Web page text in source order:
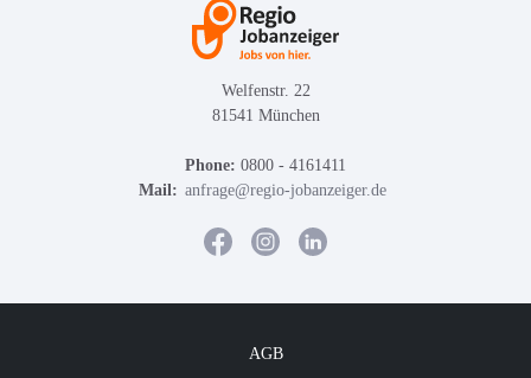
Welfenstr. 22
81541 München
Phone: 0800 - 4161411
Mail: anfrage@regio-jobanzeiger.de
AGB